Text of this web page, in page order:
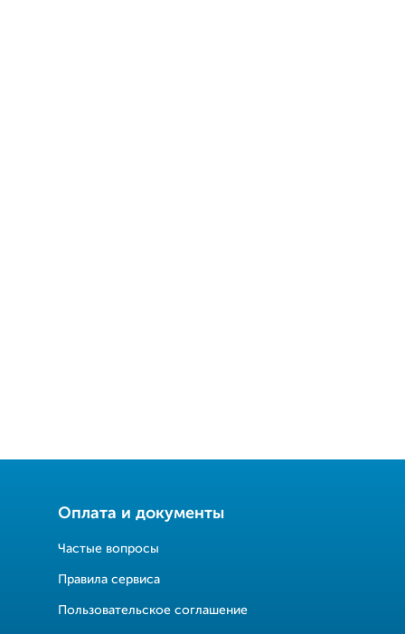
Оплата и документы
Частые вопросы
Правила сервиса
Пользовательское соглашение